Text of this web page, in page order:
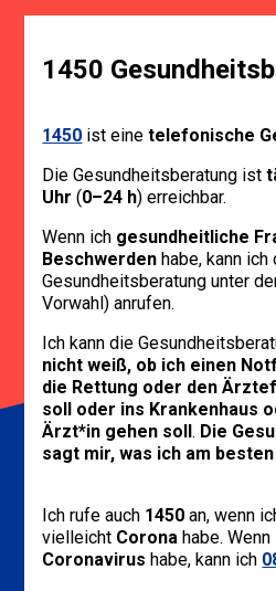
1450
1450 ist einetelefonische
Die Gesundheitsberatung ist
Uhr(0–24 h) erreichbar.
Wenn ich gesundheitliche
Beschwerden habe, kann ich
Gesundheitsberatung unter
Vorwahl) anrufen.
Ich kann die
nicht weiß, ob ich einen
die Rettung oder den
soll oder ins Krankenhaus
Ärzt*in gehen soll. Die
sagt mir, was ich am
Ich rufe auch 1450 an, wenn
vielleicht Corona habe. Wenn
Coronavirus habe, kann ich